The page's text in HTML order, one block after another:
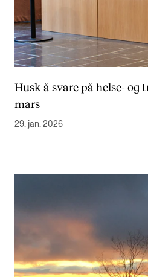
Husk å svare på helse- og
mars
29. jan. 2026